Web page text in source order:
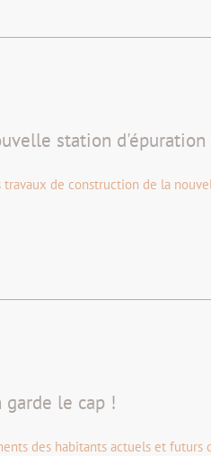
station d'épuration
de construction de la
le cap !
des habitants actuels et futurs